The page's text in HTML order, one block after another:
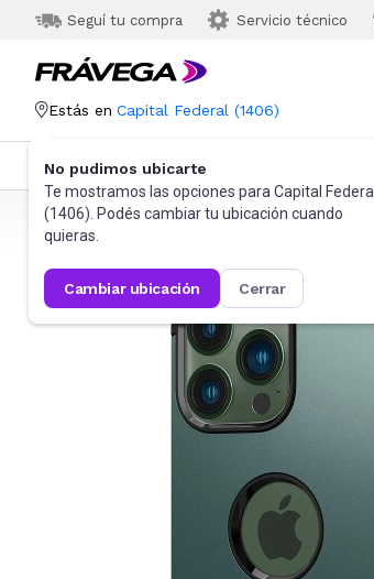
Seguí tu compra Servicio técnico
Estás en Capital Federal (1406)
No pudimos ubicarte
Te mostramos las opciones para Capital Federal
(1406). Podés cambiar tu ubicación cuando
quieras.
cambiar ubicación cerrar
Categorías Más Vendidos
Frávega Celulares Accesorios para Celulares